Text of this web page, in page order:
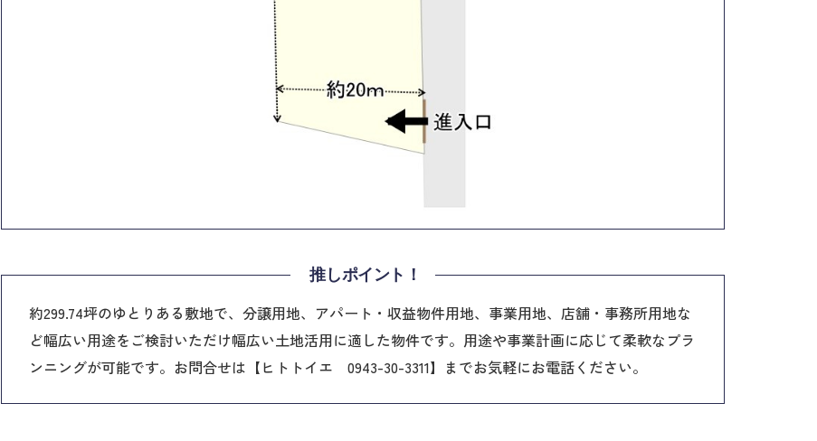
推しポイント！
約299.74坪のゆとりある敷地で、分譲用地、アパート・収益物件用地、事業用地、店舗・事務所用地な
ど幅広い用途をご検討いただけ幅広い土地活用に適した物件です。用途や事業計画に応じて柔軟なプラ
ンニングが可能です。お問合せは【ヒトトイエ 0943-30-3311】までお気軽にお電話ください。